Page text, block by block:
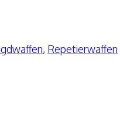
, Repetierwaffen